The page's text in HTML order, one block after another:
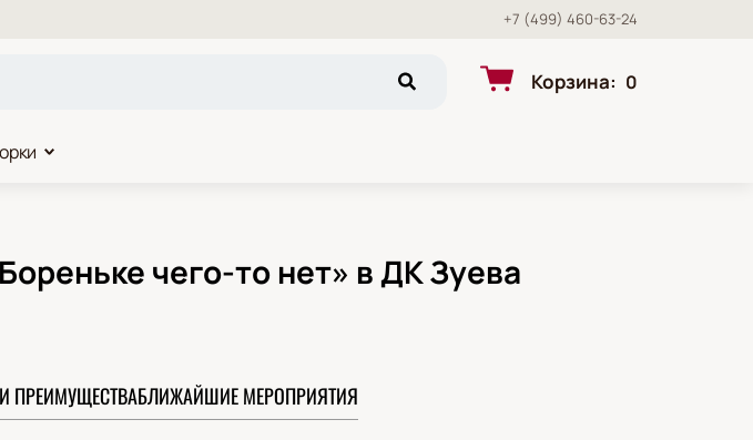
+7 (499) 460-63-24
Корзина: 0
чего-то нет» в ДК Зуева
ПРЕИМУЩЕСТВАБЛИЖАЙШИЕ МЕРОПРИЯТИЯ